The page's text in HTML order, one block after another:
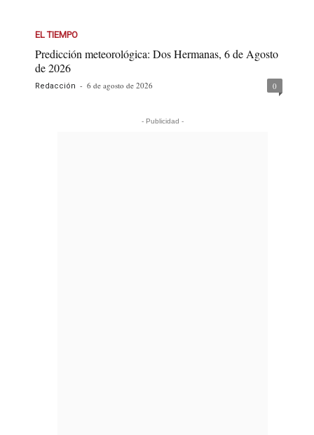
EL TIEMPO
Predicción meteorológica: Dos Hermanas, 6 de Agosto
de 2026
Redacción - 6 de agosto de 2026 0
- Publicidad -